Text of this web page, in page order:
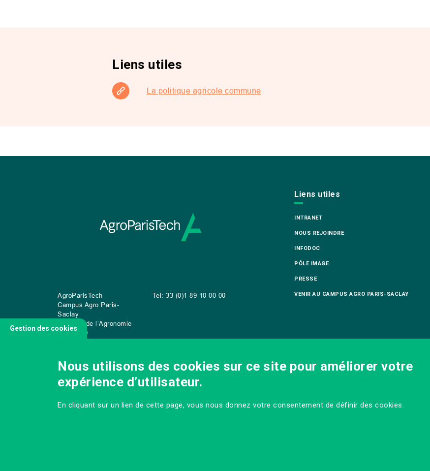
Liens utiles
La politique agricole commune
AgroParisTech
Campus Agro Paris-
Saclay
22 place de l’Agronomie
CS20040
Tel: 33 (0)1 89 10 00 00
Liens utiles
INTRANET
NOUS REJOINDRE
INFODOC
PÔLE IMAGE
PRESSE
VENIR AU CAMPUS AGRO PARIS-SACLAY
Gestion des cookies
Nous utilisons des cookies sur ce site pour améliorer votre
expérience d’utilisateur.
En cliquant sur un lien de cette page, vous nous donnez votre consentement de définir des cookies.